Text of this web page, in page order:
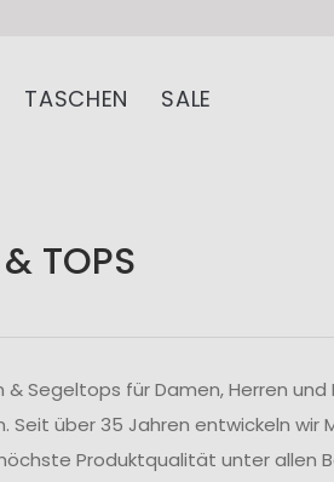
TASCHEN SALE
TOPS
Segeltops für Damen, Herren und
über 35 Jahren entwickeln wir
Produktqualität unter allen